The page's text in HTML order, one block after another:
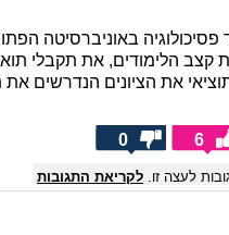
באוניברסיטה
קצב הלימודים, את תקבלי
את הציונים הנדרשים
6
0
לעצה זו. לקריאת התגובות